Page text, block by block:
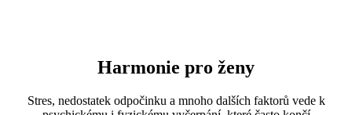
Harmonie pro ženy
Stres, nedostatek odpočinku a mnoho dalších faktorů vede k